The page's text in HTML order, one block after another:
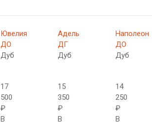
Ювелия
ДО
Дуб
17
500
₽
В
Адель
ДГ
Дуб
15
350
₽
В
Наполеон
ДО
Дуб
14
250
₽
В